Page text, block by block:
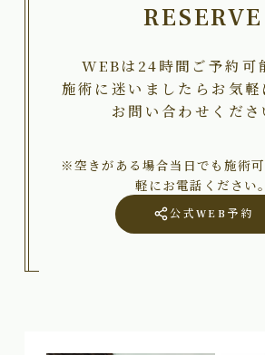
RESERVE
WEBは24時間ご予約可
施術に迷いましたらお気軽
お問い合わせくださ
※空きがある場合当日でも施術
軽にお電話ください。
公式WEB予約